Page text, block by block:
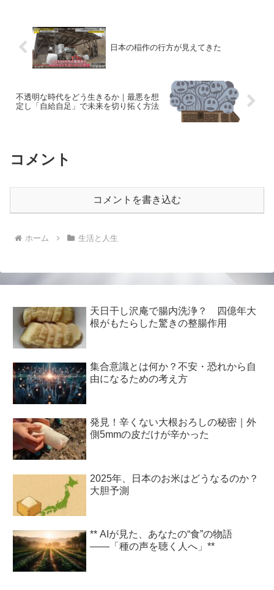
日本の稲作の行方が見えてきた
不透明な時代をどう生きるか｜最悪を想
定し「自給自足」で未来を切り拓く方法
コメント
コメントを書き込む
ホーム 生活と人生
天日干し沢庵で腸内洗浄？ 四億年大
根がもたらした驚きの整腸作用
集合意識とは何か？不安・恐れから自
由になるための考え方
発見！辛くない大根おろしの秘密｜外
側5mmの皮だけが辛かった
2025年、日本のお米はどうなるのか？
大胆予測
** AIが見た、あなたの“食”の物語
――「種の声を聴く人へ」**